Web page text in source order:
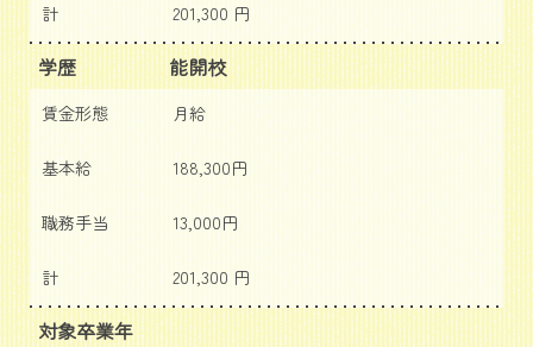
計 201,300 円
学歴 能開校
賃金形態 月給
基本給 188,300円
職務手当 13,000円
計 201,300 円
対象卒業年